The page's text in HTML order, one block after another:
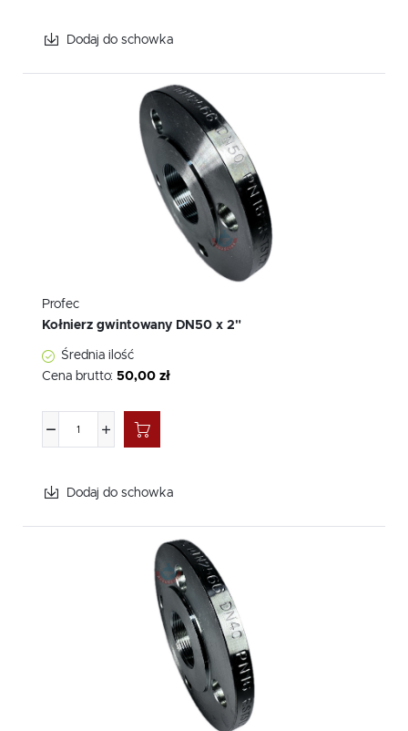
Dodaj do schowka
Profec
Kołnierz gwintowany DN50 x 2"
Średnia ilość
Cena brutto: 50,00 zł
Dodaj do schowka